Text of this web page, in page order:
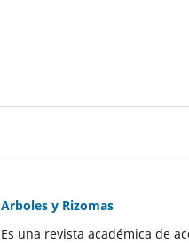
Arboles y Rizomas
Es una revista académica de